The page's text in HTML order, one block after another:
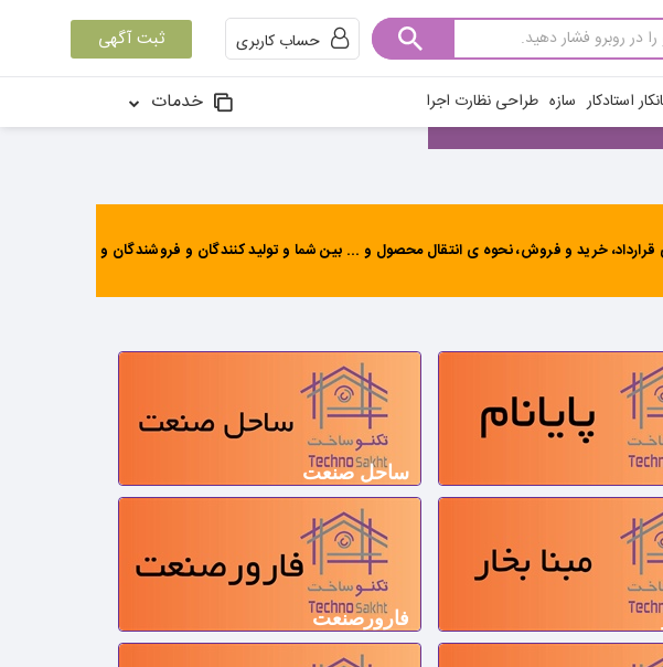
حساب کاربری ثبت آگهی
استادکار سازه طراحی نظارت اجرا خدمات
خرید و فروش، نحوه ی انتقال محصول و ... بین شما و تولید کنندگان و فروشندگان و
ساحل صنعت
فارورصنعت